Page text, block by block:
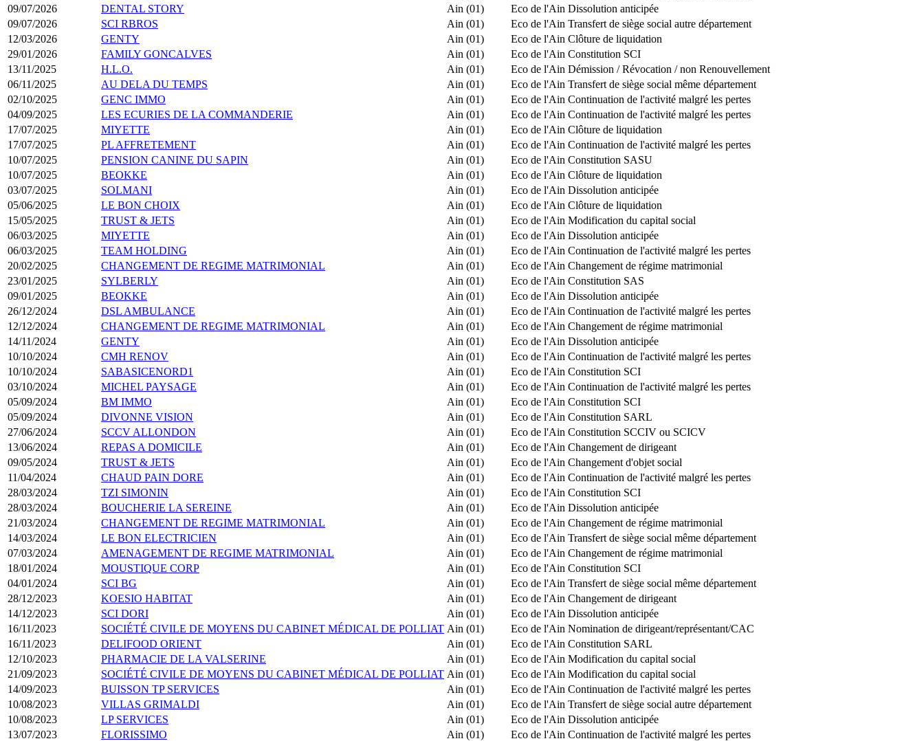
09/07/2026
DENTAL STORY Ain (01) Eco de l'Ain Dissolution anticipée
09/07/2026
SCI RBROS Ain (01) Eco de l'Ain Transfert de siège social autre département
12/03/2026
GENTY Ain (01) Eco de l'Ain Clôture de liquidation
29/01/2026
FAMILY GONCALVES Ain (01) Eco de l'Ain Constitution SCI
13/11/2025
H.L.O. Ain (01) Eco de l'Ain Démission / Révocation / non Renouvellement
06/11/2025
AU DELA DU TEMPS Ain (01) Eco de l'Ain Transfert de siège social même département
02/10/2025
GENC IMMO Ain (01) Eco de l'Ain Continuation de l'activité malgré les pertes
04/09/2025
LES ECURIES DE LA COMMANDERIE Ain (01) Eco de l'Ain Continuation de l'activité malgré les pertes
17/07/2025
MIYETTE Ain (01) Eco de l'Ain Clôture de liquidation
17/07/2025
PL AFFRETEMENT Ain (01) Eco de l'Ain Continuation de l'activité malgré les pertes
10/07/2025
PENSION CANINE DU SAPIN Ain (01) Eco de l'Ain Constitution SASU
10/07/2025
BEOKKE Ain (01) Eco de l'Ain Clôture de liquidation
03/07/2025
SOLMANI Ain (01) Eco de l'Ain Dissolution anticipée
05/06/2025
LE BON CHOIX Ain (01) Eco de l'Ain Clôture de liquidation
15/05/2025
TRUST & JETS Ain (01) Eco de l'Ain Modification du capital social
06/03/2025
MIYETTE Ain (01) Eco de l'Ain Dissolution anticipée
06/03/2025
TEAM HOLDING Ain (01) Eco de l'Ain Continuation de l'activité malgré les pertes
20/02/2025
CHANGEMENT DE REGIME MATRIMONIAL Ain (01) Eco de l'Ain Changement de régime matrimonial
23/01/2025
SYLBERLY Ain (01) Eco de l'Ain Constitution SAS
09/01/2025
BEOKKE Ain (01) Eco de l'Ain Dissolution anticipée
26/12/2024
DSL AMBULANCE Ain (01) Eco de l'Ain Continuation de l'activité malgré les pertes
12/12/2024
CHANGEMENT DE REGIME MATRIMONIAL Ain (01) Eco de l'Ain Changement de régime matrimonial
14/11/2024
GENTY Ain (01) Eco de l'Ain Dissolution anticipée
10/10/2024
CMH RENOV Ain (01) Eco de l'Ain Continuation de l'activité malgré les pertes
10/10/2024
SABASICENORD1 Ain (01) Eco de l'Ain Constitution SCI
03/10/2024
MICHEL PAYSAGE Ain (01) Eco de l'Ain Continuation de l'activité malgré les pertes
05/09/2024
BM IMMO Ain (01) Eco de l'Ain Constitution SCI
05/09/2024
DIVONNE VISION Ain (01) Eco de l'Ain Constitution SARL
27/06/2024
SCCV ALLONDON Ain (01) Eco de l'Ain Constitution SCCIV ou SCICV
13/06/2024
REPAS A DOMICILE Ain (01) Eco de l'Ain Changement de dirigeant
09/05/2024
TRUST & JETS Ain (01) Eco de l'Ain Changement d'objet social
11/04/2024
CHAUD PAIN DORE Ain (01) Eco de l'Ain Continuation de l'activité malgré les pertes
28/03/2024
TZI SIMONIN Ain (01) Eco de l'Ain Constitution SCI
28/03/2024
BOUCHERIE LA SEREINE Ain (01) Eco de l'Ain Dissolution anticipée
21/03/2024
CHANGEMENT DE REGIME MATRIMONIAL Ain (01) Eco de l'Ain Changement de régime matrimonial
14/03/2024
LE BON ELECTRICIEN Ain (01) Eco de l'Ain Transfert de siège social même département
07/03/2024
AMENAGEMENT DE REGIME MATRIMONIAL Ain (01) Eco de l'Ain Changement de régime matrimonial
18/01/2024
MOUSTIQUE CORP Ain (01) Eco de l'Ain Constitution SCI
04/01/2024
SCI BG Ain (01) Eco de l'Ain Transfert de siège social même département
28/12/2023
KOESIO HABITAT Ain (01) Eco de l'Ain Changement de dirigeant
14/12/2023
SCI DORI Ain (01) Eco de l'Ain Dissolution anticipée
16/11/2023
SOCIÉTÉ CIVILE DE MOYENS DU CABINET MÉDICAL DE POLLIAT Ain (01) Eco de l'Ain Nomination de dirigeant/représentant/CAC
16/11/2023
DELIFOOD ORIENT Ain (01) Eco de l'Ain Constitution SARL
12/10/2023
PHARMACIE DE LA VALSERINE Ain (01) Eco de l'Ain Modification du capital social
21/09/2023
SOCIÉTÉ CIVILE DE MOYENS DU CABINET MÉDICAL DE POLLIAT Ain (01) Eco de l'Ain Modification du capital social
14/09/2023
BUISSON TP SERVICES Ain (01) Eco de l'Ain Continuation de l'activité malgré les pertes
10/08/2023
VILLAS GRIMALDI Ain (01) Eco de l'Ain Transfert de siège social autre département
10/08/2023
LP SERVICES Ain (01) Eco de l'Ain Dissolution anticipée
13/07/2023
FLORISSIMO Ain (01) Eco de l'Ain Continuation de l'activité malgré les pertes